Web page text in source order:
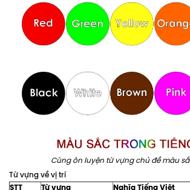
Cùng ôn luyện từ vựng chủ đề màu
Từ vựng về vị trí
STT Từ vựng Nghĩa Tiếng Việt